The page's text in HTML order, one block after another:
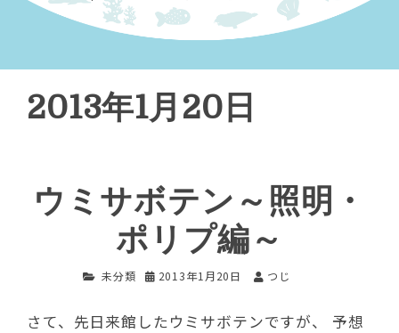
2013年1月20日
ウミサボテン～照明・
ポリプ編～
未分類 2013年1月20日 つじ
さて、先日来館したウミサボテンですが、 予想